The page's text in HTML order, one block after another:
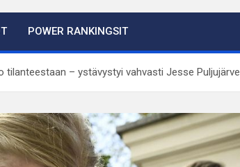
POWER RANKINGSIT
tilanteestaan – ystävystyi vahvasti Jesse